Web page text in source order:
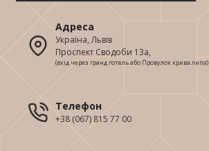
Адреса
Україна, Львів
Проспект Сводоби 13а,
(вхід через гранд готель або Провулок крива липа)
Телефон
+38 (067) 815 77 00